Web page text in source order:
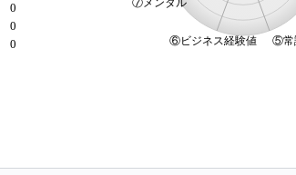
0
0
0